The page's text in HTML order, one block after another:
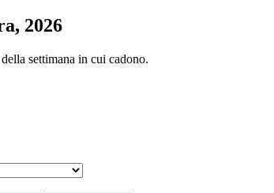
2026
settimana in cui cadono.